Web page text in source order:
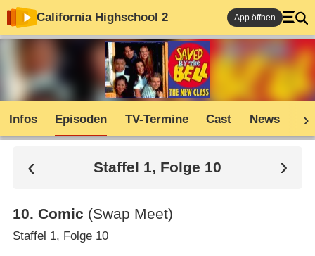
California Highschool 2 App öffnen
Infos Episoden TV-Termine Cast News
Staffel 1, Folge 10
10. Comic (Swap Meet)
Staffel 1, Folge 10